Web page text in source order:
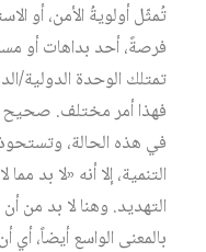
تُمثّل أولويةُ الأمن، أو
فرصةً، أحد بداهات أو
تمتلك الوحدة الدولية/
فهذا أمر مختلف. صحيح
في هذه الحالة،
التنمية، إلا أنه «لا بد
التهديد. وهنا لا بد من
بالمعنى الواسع أيضاً،